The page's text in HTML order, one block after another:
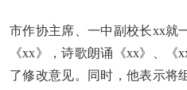
市作协主席、一中副校长xx就
《xx》，诗歌朗诵《xx》、
了修改意见。同时，他表示将